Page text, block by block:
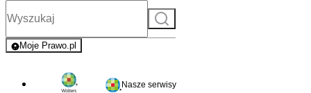
Szukaj
Moje Prawo.pl
- rejestracja i logowanie do serwisu
Nasze serwisy